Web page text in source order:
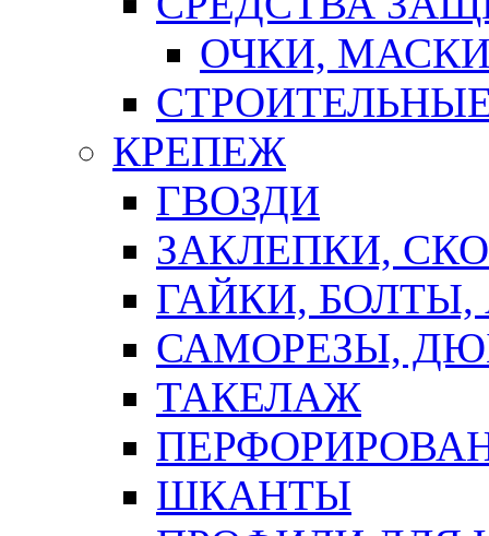
ОЧКИ,
КРЕПЕЖ
ГВОЗДИ
ЗАКЛЕПКИ,
ГАЙКИ,
САМОРЕЗЫ,
ТАКЕЛАЖ
ШКАНТЫ